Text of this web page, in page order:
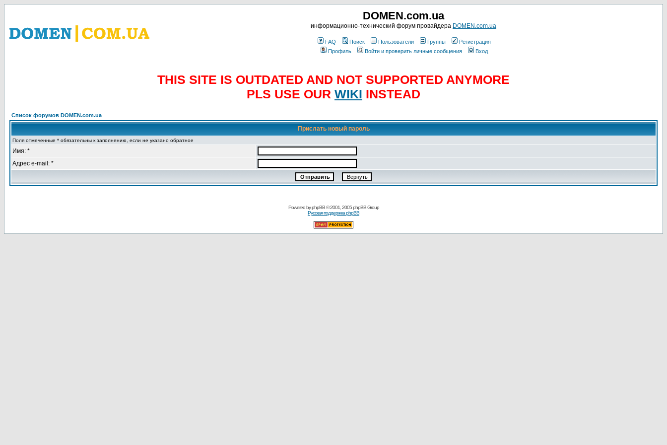
DOMEN.com.ua
информационно-технический форум провайдера DOMEN.com.ua
FAQ Поиск Пользователи Группы
Регистрация
Профиль
Войти и проверить личные сообщения Вход
THIS SITE IS OUTDATED AND NOT SUPPORTED ANYMORE
PLS USE OUR WIKI INSTEAD
Список форумов DOMEN.com.ua
Прислать новый пароль
Поля отмеченные * обязательны к заполнению, если не указано обратное
Имя: *
Адрес e-mail: *
Powered byphpBB© 2001, 2005 phpBB Group
Русская поддержка phpBB